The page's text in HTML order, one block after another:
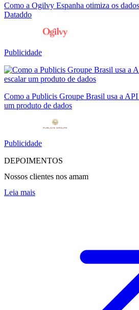
Como a Ogilvy Espanha otimiza os
Dataddo
Publicidade
Como a Publicis Groupe Brasil usa a
um produto de dados
Publicidade
DEPOIMENTOS
Nossos clientes nos amam
Leia mais